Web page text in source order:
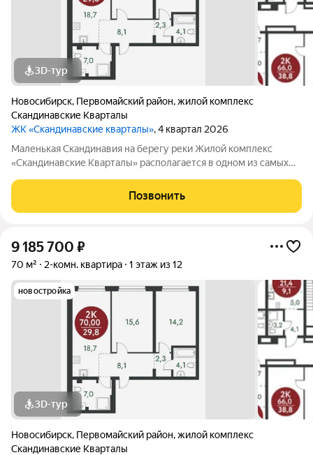
3D-тур
Новосибирск, Первомайский район,жилой комплекс
Скандинавские Кварталы
ЖК «Скандинавские кварталы», 4 квартал 2026
Маленькая Скандинавия на берегу реки Жилой комплекс
«Скандинавские Кварталы» располагается в одном из самых
за ней открываются прекрасные виды на холмы и нетронутую
природу. Уникальная
Позвонить
9 185 700 ₽
70 м² 2-комн. квартира 1 этаж из 12
новостройка
3D-тур
Новосибирск, Первомайский район,жилой комплекс
Скандинавские Кварталы